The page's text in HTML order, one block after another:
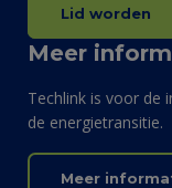
Lid worden
Meer
Techlink is voor de
de energietransitie.
Meer